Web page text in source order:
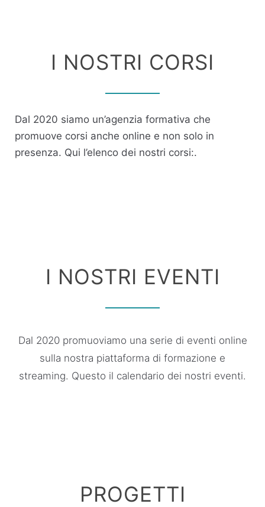
I NOSTRI CORSI
Dal 2020 siamo un’agenzia formativa che
promuove corsi anche online e non solo in
presenza. Qui l’elenco dei nostri corsi:.
I NOSTRI EVENTI
Dal 2020 promuoviamo una serie di eventi online
sulla nostra piattaforma di formazione e
streaming. Questo il calendario dei nostri eventi.
PROGETTI